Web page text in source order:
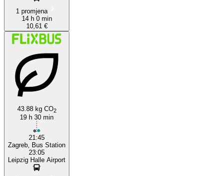
1 promjena
14 h 0 min
10,61 €
43.88 kg CO2
19 h 30 min
21:45
Zagreb, Bus Station
23:05
Leipzig Halle Airport